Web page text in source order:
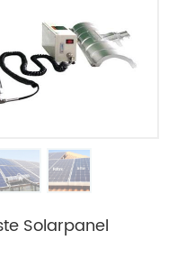
Solarpanel